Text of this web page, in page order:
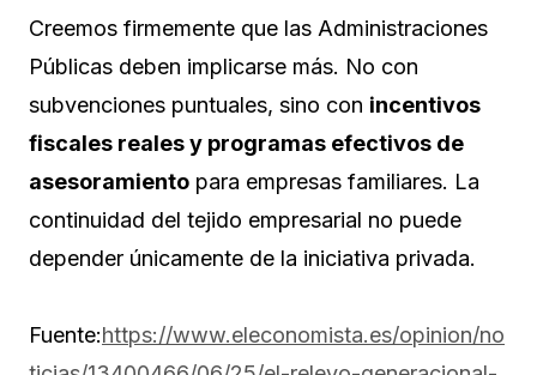
Creemos firmemente que las Administraciones
Públicas deben implicarse más. No con
subvenciones puntuales, sino con incentivos
fiscales reales y programas efectivos de
asesoramiento para empresas familiares. La
continuidad del tejido empresarial no puede
depender únicamente de la iniciativa privada.
Fuente:https://www.eleconomista.es/opinion/no